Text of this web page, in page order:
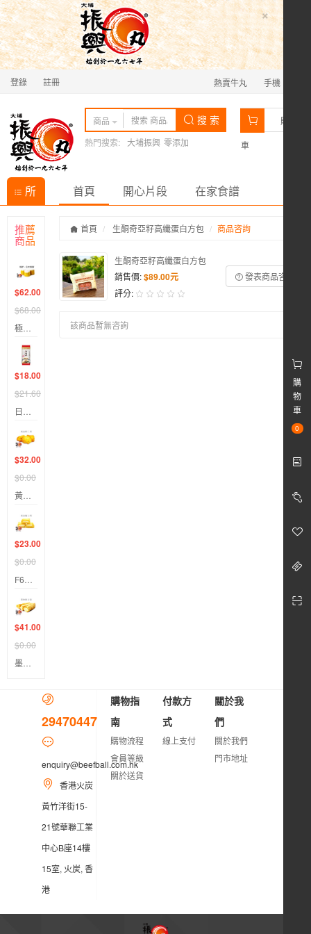
×
登錄 註冊 熱賣牛丸 手機
商品 搜 索
熱門搜索: 大埔振興 零添加
購物
車
所
品分
類
首頁 開心片段 在家食譜
購
物
車
0
推薦
商品
$62.00
$68.00
$18.00
$21.60
$32.00
$0.00
$23.00
$0.00
$41.00
$0.00
首頁 生酮奇亞籽高纖蛋白方包 商品咨詢
生酮奇亞籽高纖蛋白方包
銷售價:$89.00元
評分:
發表商品咨詢
該商品暫無咨詢
29470447
enquiry@beefball.com.hk
香港火炭
黃竹洋街15-
21號華聯工業
中心B座14樓
15室, 火炭, 香
港
購物指
南
購物流程
會員等級
關於送貨
付款方
式
線上支付
關於我
們
關於我們
門市地址